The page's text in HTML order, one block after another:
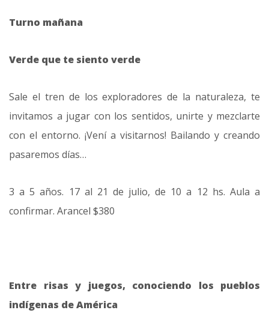
Turno mañana
Verde que te siento verde
Sale el tren de los exploradores de la naturaleza, te
invitamos a jugar con los sentidos, unirte y mezclarte
con el entorno. ¡Vení a visitarnos! Bailando y creando
pasaremos días…
3 a 5 años. 17 al 21 de julio, de 10 a 12 hs. Aula a
confirmar. Arancel $380
Entre risas y juegos, conociendo los pueblos
indígenas de América